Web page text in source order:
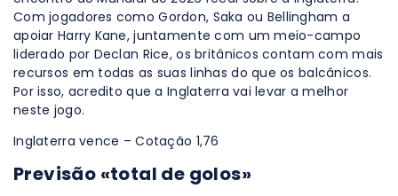
Com jogadores como Gordon, Saka ou Bellingham a
apoiar Harry Kane, juntamente com um meio-campo
liderado por Declan Rice, os britânicos contam com mais
recursos em todas as suas linhas do que os balcânicos.
Por isso, acredito que a Inglaterra vai levar a melhor
neste jogo.
Inglaterra vence – Cotação 1,76
Previsão «total de golos»